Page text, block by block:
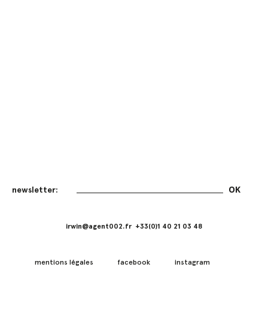
irwin@agent002.fr +33(0)1 40 21 03 48
mentions légales facebook instagram